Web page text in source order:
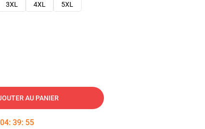
3XL 4XL
5XL
AU PANIER
04: 39: 54